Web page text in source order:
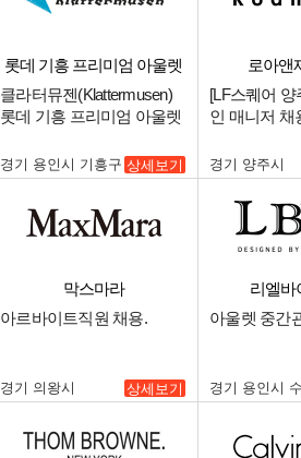
롯데 기흥 프리미엄 아울렛
클라터뮤젠(Klattermusen)
롯데 기흥 프리미엄 아울렛
경기 용인시 기흥구 상세보기
로아앤
[LF스퀘어
인 매니저 채
경기 양주시
막스마라
아르바이트직원 채용.
경기 의왕시 상세보기
리엘바
아울렛 중간
경기 용인시